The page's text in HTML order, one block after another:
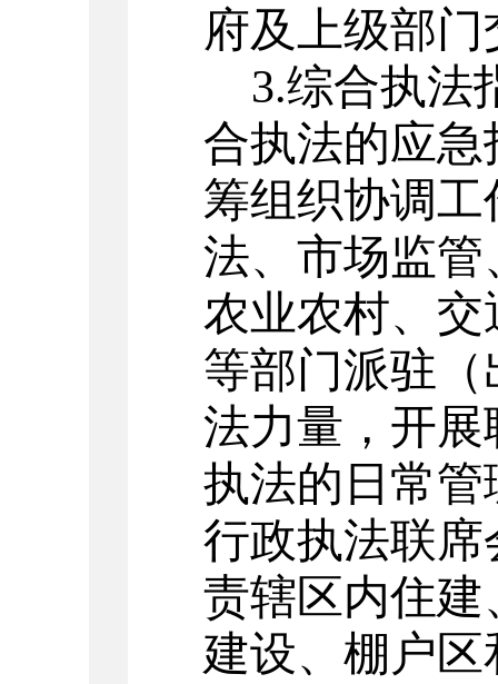
府及上级部
3.综合执法
合执法的应
筹组织协调工
法、市场监
农业农村、
等部门派驻
法力量，开
执法的日常
行政执法联
责辖区内住
建设、棚户